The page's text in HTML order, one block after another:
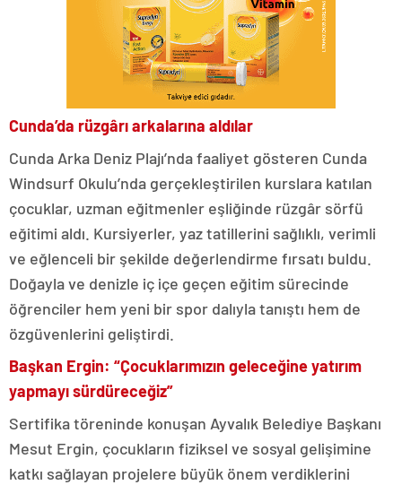
Cunda’da rüzgârı arkalarına aldılar
Cunda Arka Deniz Plajı’nda faaliyet gösteren Cunda
Windsurf Okulu’nda gerçekleştirilen kurslara katılan
çocuklar, uzman eğitmenler eşliğinde rüzgâr sörfü
eğitimi aldı. Kursiyerler, yaz tatillerini sağlıklı, verimli
ve eğlenceli bir şekilde değerlendirme fırsatı buldu.
Doğayla ve denizle iç içe geçen eğitim sürecinde
öğrenciler hem yeni bir spor dalıyla tanıştı hem de
özgüvenlerini geliştirdi.
Başkan Ergin: “Çocuklarımızın geleceğine yatırım
yapmayı sürdüreceğiz”
Sertifika töreninde konuşan Ayvalık Belediye Başkanı
Mesut Ergin, çocukların fiziksel ve sosyal gelişimine
katkı sağlayan projelere büyük önem verdiklerini